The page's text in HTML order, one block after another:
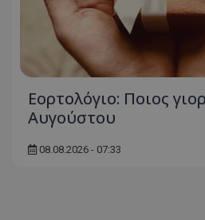
Εορτολόγιο: Ποιος
Αυγούστου
08.08.2026 - 07:33